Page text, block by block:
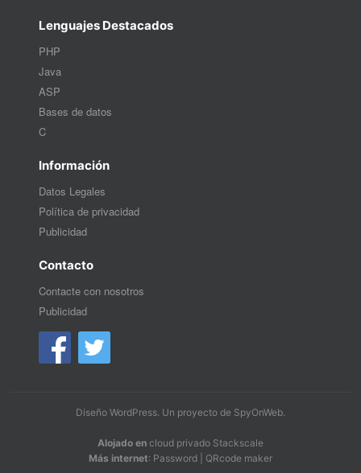
Lenguajes Destacados
PHP
Java
ASP
Bases de datos
C
Información
Datos Legales
Política de privacidad
Publicidad
Contacto
Contacte con nosotros
Publicidad
Diseño WordPress. Un proyecto de SpyOnWeb.
Alojado en cloud privado Stackscale
Más internet: Password QRcode maker